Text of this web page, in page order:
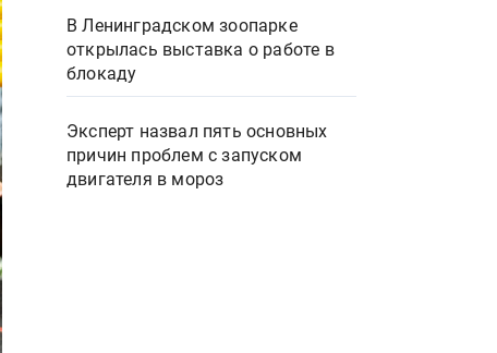
В Ленинградском зоопарке
открылась выставка о работе в
блокаду
Эксперт назвал пять основных
причин проблем с запуском
двигателя в мороз